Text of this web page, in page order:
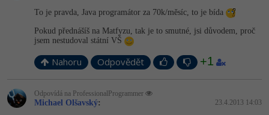
To je pravda, Java programátor za 70k/měsíc, to je bída
Pokud přednášíš na Matfyzu, tak je to smutné, jsi důvodem, proč
jsem nestudoval státní VŠ
Nahoru Odpovědět +1
Odpovídá na ProfessionalProgrammer
Michael Olšavský: 23.4.2013 14:03